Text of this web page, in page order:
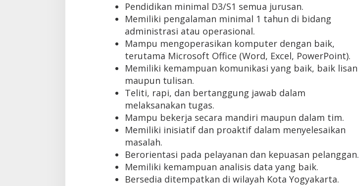
Pendidikan minimal D3/S1 semua jurusan.
Memiliki pengalaman minimal 1 tahun di bidang
administrasi atau operasional.
Mampu mengoperasikan komputer dengan baik,
terutama Microsoft Office (Word, Excel, PowerPoint).
Memiliki kemampuan komunikasi yang baik, baik lisan
maupun tulisan.
Teliti, rapi, dan bertanggung jawab dalam
melaksanakan tugas.
Mampu bekerja secara mandiri maupun dalam tim.
Memiliki inisiatif dan proaktif dalam menyelesaikan
masalah.
Berorientasi pada pelayanan dan kepuasan pelanggan.
Memiliki kemampuan analisis data yang baik.
Bersedia ditempatkan di wilayah Kota Yogyakarta.